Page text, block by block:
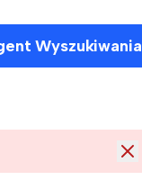
Wyszukiwania